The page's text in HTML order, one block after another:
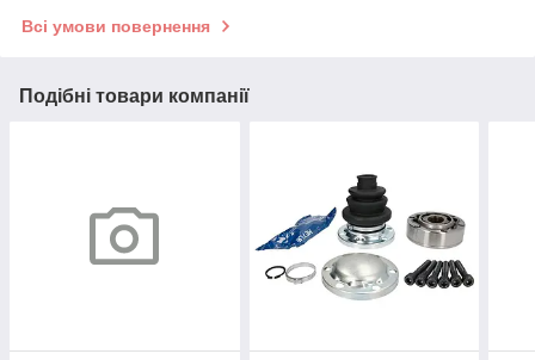
Всі умови повернення
Подібні товари компанії